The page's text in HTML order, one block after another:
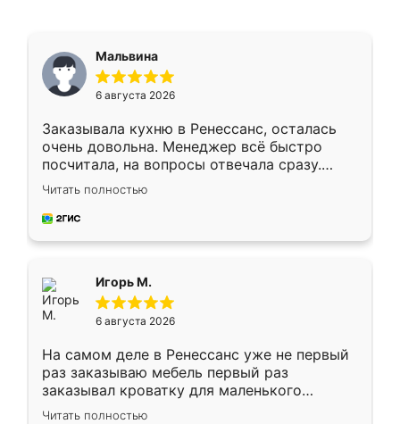
Мальвина
6 августа 2026
Заказывала кухню в Ренессанс, осталась
очень довольна. Менеджер всё быстро
посчитала, на вопросы отвечала сразу.
Замерщик приехал в субботу, подошёл к
делу со всей ответственностью. Собрали
за день, ребята работали аккуратно, даже
Читать полностью
Игорь М.
6 августа 2026
На самом деле в Ренессанс уже не первый
раз заказываю мебель первый раз
заказывал кроватку для маленького
ребёнка при его рождении ,во второй раз
Читать полностью